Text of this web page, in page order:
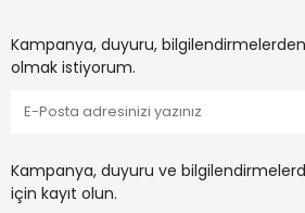
Kampanya, duyuru,
olmak istiyorum.
Kampanya, duyuru ve
için kayıt olun.